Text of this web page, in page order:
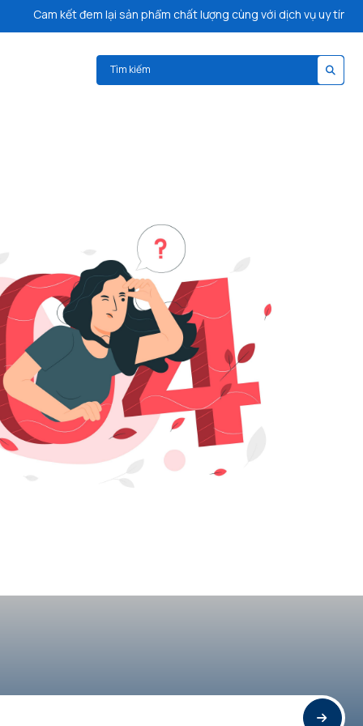
Cam kết đem lại sản phẩm chất lượng cùng với dịch vụ uy tín, giao